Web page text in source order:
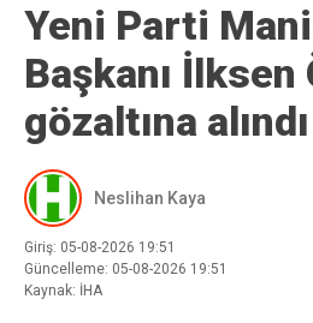
Yeni Parti
Başkanı İlksen
gözaltına alındı
Neslihan Kaya
Giriş: 05-08-2026 19:51
Güncelleme: 05-08-2026 19:51
Kaynak: İHA